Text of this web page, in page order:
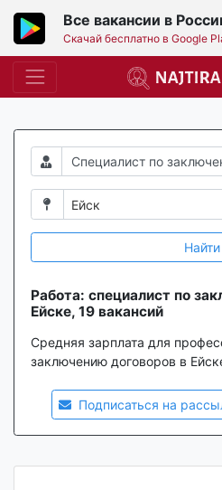
Все вакансии в
Скачай бесплатно в Google
Ейск
Найти
Работа: специалист по
Ейске, 19 вакансий
Средняя зарплата для
заключению договоров в
Подписаться на